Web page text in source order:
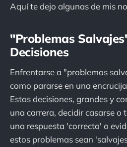
Aquí te dejo algunas de mis
"Problemas
Decisiones
Enfrentarse a "problemas
como pararse en una
Estas decisiones, grandes y
una carrera, decidir casarse o
una respuesta 'correcta' o
estos problemas sean